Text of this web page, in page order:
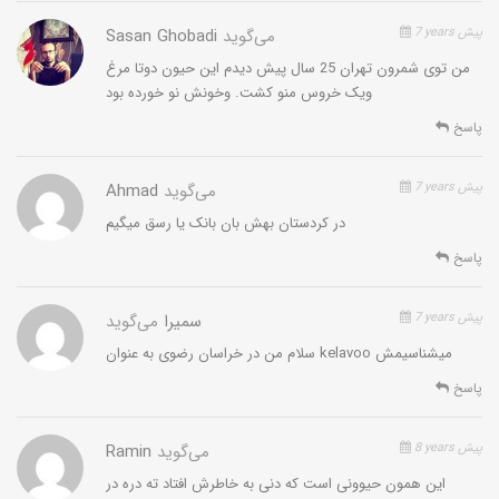
تاکنون مطالعاتی در مورد ضعیت این گونه صورت
نگرفته است. مشاهده تعدادی از آن در مناطق مختلف کشور، نشانه
Sasan Ghobadi می‌گوید 7 years پیش
من توی شمرون تهران 25 سال پیش دیدم این حیون دوتا مرغ
ویک خروس منو کشت. وخونش نو خورده بود
پاسخ
Ahmad می‌گوید 7 years پیش
در کردستان بهش بان بانک یا رسق میگیم
پاسخ
سمیرا می‌گوید 7 years پیش
سلام من در خراسان رضوی به عنوان kelavoo میشناسیمش
پاسخ
Ramin می‌گوید 8 years پیش
این همون حیوونی است که دنی به خاطرش افتاد ته دره در